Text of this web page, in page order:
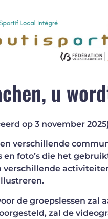
u
op 3 november
verschillende
en foto’s die het
de groepslessen zal
zal de